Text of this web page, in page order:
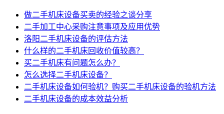
做二手机床设备买卖的经验之谈分享
二手加工中心采购注意事项及应用优势
洛阳二手机床设备的评估方法
什么样的二手机床回收价值较高？
买二手机床有问题怎么办？
怎么选择二手机床设备？
二手机床设备如何验机？购买二手机床设备的验机方法
二手机床设备的成本效益分析